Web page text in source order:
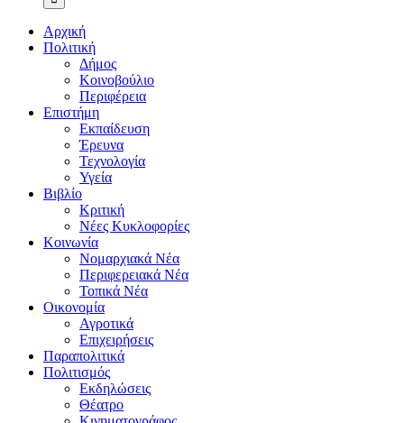
Αρχική
Πολιτική
Δήμος
Κοινοβούλιο
Περιφέρεια
Επιστήμη
Εκπαίδευση
Έρευνα
Τεχνολογία
Υγεία
Βιβλίο
Κριτική
Νέες Κυκλοφορίες
Κοινωνία
Νομαρχιακά Νέα
Περιφερειακά Νέα
Τοπικά Νέα
Οικονομία
Αγροτικά
Επιχειρήσεις
Παραπολιτικά
Πολιτισμός
Εκδηλώσεις
Θέατρο